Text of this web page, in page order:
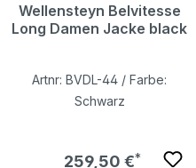
Wellensteyn Belvitesse
Long Damen Jacke black
Artnr: BVDL-44 / Farbe:
Schwarz
Regulärer Preis:
259,50 €